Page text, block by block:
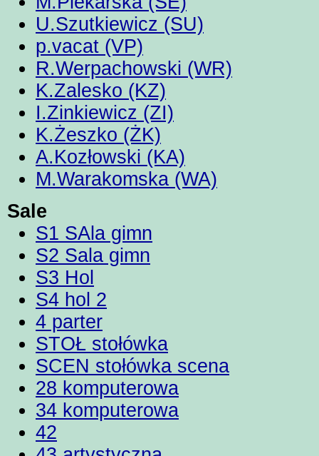
U.Szutkiewicz (SU)
p.vacat (VP)
R.Werpachowski (WR)
K.Zalesko (KZ)
I.Zinkiewicz (ZI)
K.Żeszko (ŻK)
A.Kozłowski (KA)
M.Warakomska (WA)
Sale
S1 SAla gimn
S2 Sala gimn
S3 Hol
S4 hol 2
4 parter
STOŁ stołówka
SCEN stołówka scena
28 komputerowa
34 komputerowa
42